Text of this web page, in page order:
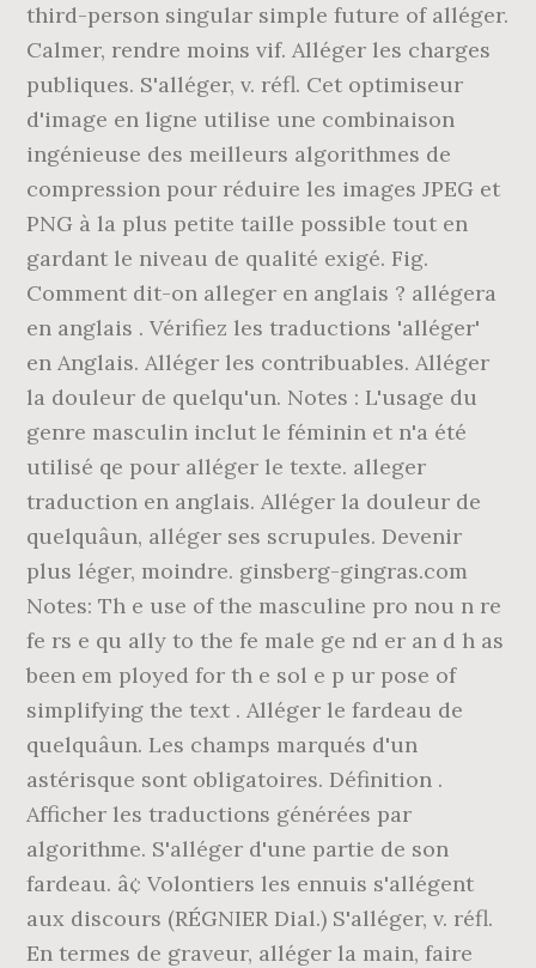
third-person singular simple future of alléger.
Calmer, rendre moins vif. Alléger les charges
publiques. S'alléger, v. réfl. Cet optimiseur
d'image en ligne utilise une combinaison
ingénieuse des meilleurs algorithmes de
compression pour réduire les images JPEG et
PNG à la plus petite taille possible tout en
gardant le niveau de qualité exigé. Fig.
Comment dit-on alleger en anglais ? allégera
en anglais . Vérifiez les traductions 'alléger'
en Anglais. Alléger les contribuables. Alléger
la douleur de quelqu'un. Notes : L'usage du
genre masculin inclut le féminin et n'a été
utilisé qe pour alléger le texte. alleger
traduction en anglais. Alléger la douleur de
quelquâun, alléger ses scrupules. Devenir
plus léger, moindre. ginsberg-gingras.com
Notes: Th e use of the masculine pro nou n re
fe rs e qu ally to the fe male ge nd er an d h as
been em ployed for th e sol e p ur pose of
simplifying the text . Alléger le fardeau de
quelquâun. Les champs marqués d'un
astérisque sont obligatoires. Définition .
Afficher les traductions générées par
algorithme. S'alléger d'une partie de son
fardeau. â¢ Volontiers les ennuis s'allégent
aux discours (RÉGNIER Dial.) S'alléger, v. réfl.
En termes de graveur, alléger la main, faire